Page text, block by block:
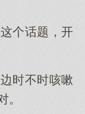
个话题，开
时不时咳嗽
。